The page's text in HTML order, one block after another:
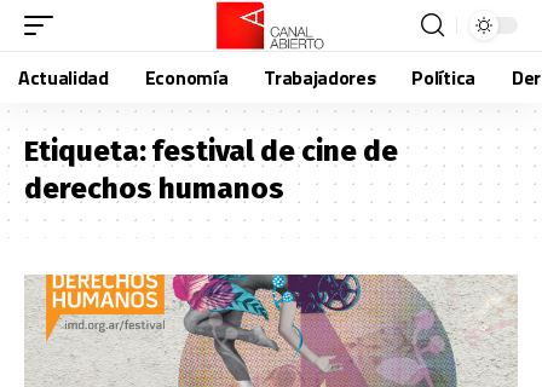
Actualidad Economía Trabajadores Política
Etiqueta:festival de cine de
derechos humanos